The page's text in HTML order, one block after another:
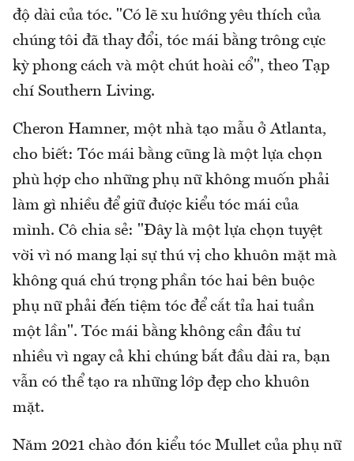
độ dài của tóc. "Có lẽ xu hướng yêu thích của
chúng tôi đã thay đổi, tóc mái bằng trông cực
kỳ phong cách và một chút hoài cổ", theo Tạp
chí Southern Living.
Cheron Hamner, một nhà tạo mẫu ở Atlanta,
cho biết: Tóc mái bằng cũng là một lựa chọn
phù hợp cho những phụ nữ không muốn phải
làm gì nhiều để giữ được kiểu tóc mái của
mình. Cô chia sẻ: "Đây là một lựa chọn tuyệt
vời vì nó mang lại sự thú vị cho khuôn mặt mà
không quá chú trọng phần tóc hai bên buộc
phụ nữ phải đến tiệm tóc để cắt tỉa hai tuần
một lần". Tóc mái bằng không cần đầu tư
nhiều vì ngay cả khi chúng bắt đầu dài ra, bạn
vẫn có thể tạo ra những lớp đẹp cho khuôn
mặt.
Năm 2021 chào đón kiểu tóc Mullet của phụ nữ